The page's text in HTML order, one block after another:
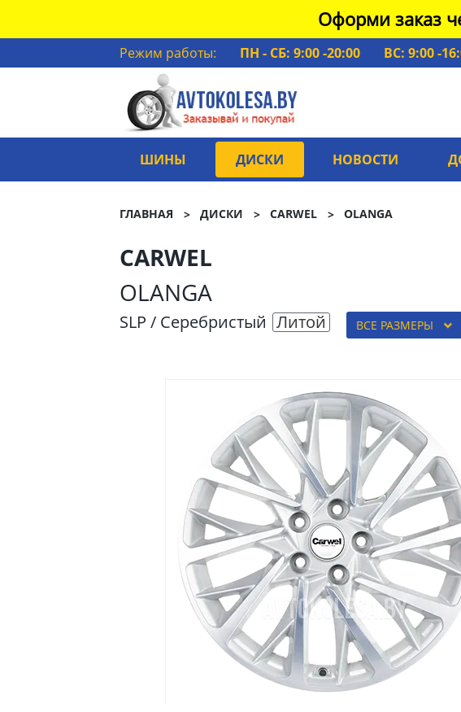
Оформи заказ
Режим работы: ПН - СБ: 9:00 -20:00
ВС: 9:00 -
ШИНЫ ДИСКИ НОВОСТИ
ГЛАВНАЯ ДИСКИ CARWEL OLANGA
CARWEL
OLANGA
SLP / Серебристый Литой ВСЕ РАЗМЕРЫ